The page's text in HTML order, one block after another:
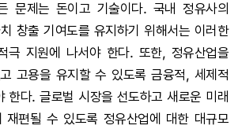
문제는 돈이고 기술이다. 국내 정유사의
창출 기여도를 유지하기 위해서는 이러한
극 지원에 나서야 한다. 또한, 정유산업을
고용을 유지할 수 있도록 금융적, 세제적
한다. 글로벌 시장을 선도하고 새로운 미래
재편될 수 있도록 정유산업에 대한 대규모